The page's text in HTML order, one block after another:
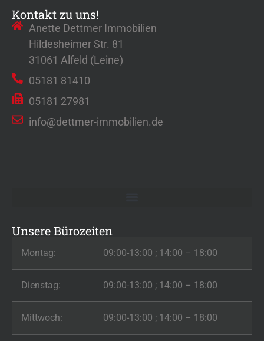
Kontakt zu uns!
Anette Dettmer Immobilien
Hildesheimer Str. 81
31061 Alfeld (Leine)
05181 81410
05181 27981
info@dettmer-immobilien.de
Unsere Bürozeiten
Montag: 09:00-13:00 ; 14:00 – 18:00
Dienstag: 09:00-13:00 ; 14:00 – 18:00
Mittwoch: 09:00-13:00 ; 14:00 – 18:00